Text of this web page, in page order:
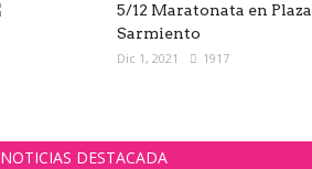
5/12 Maratonata en Plaza
Sarmiento
Dic 1, 2021 1917
NOTICIAS DESTACADA